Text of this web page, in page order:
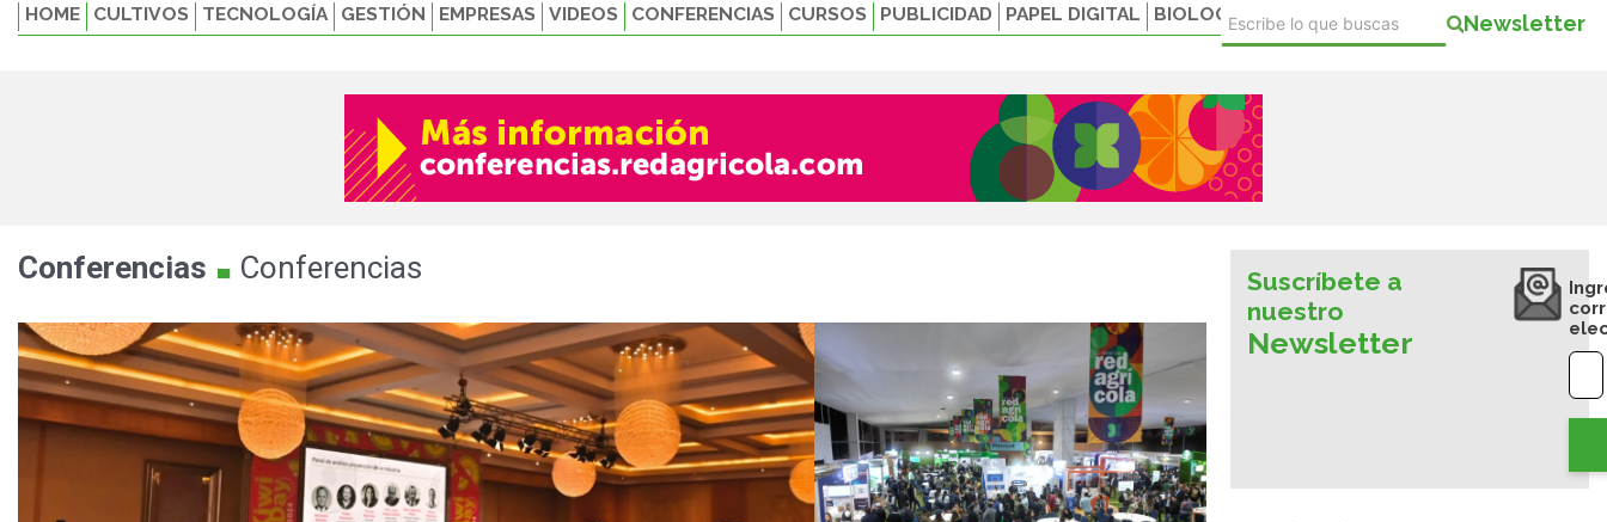
HOME CULTIVOS TECNOLOGÍA GESTIÓN EMPRESAS VIDEOS CONFERENCIAS CURSOS PUBLICIDAD PAPEL DIGITAL BIOLOGICALS Newsletter
Conferencias . Conferencias
Suscríbete a
nuestro
Newsletter